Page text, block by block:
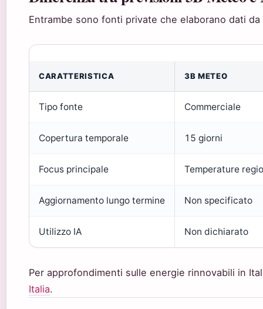
Entrambe sono fonti private che elaborano dati
CARATTERISTICA 3B METEO
Tipo fonte Commerciale
Copertura temporale 15 giorni
Focus principale Temperature
Aggiornamento lungo termine Non specificato
Utilizzo IA Non dichiarato
Per approfondimenti sulle energie rinnovabili in
Italia.